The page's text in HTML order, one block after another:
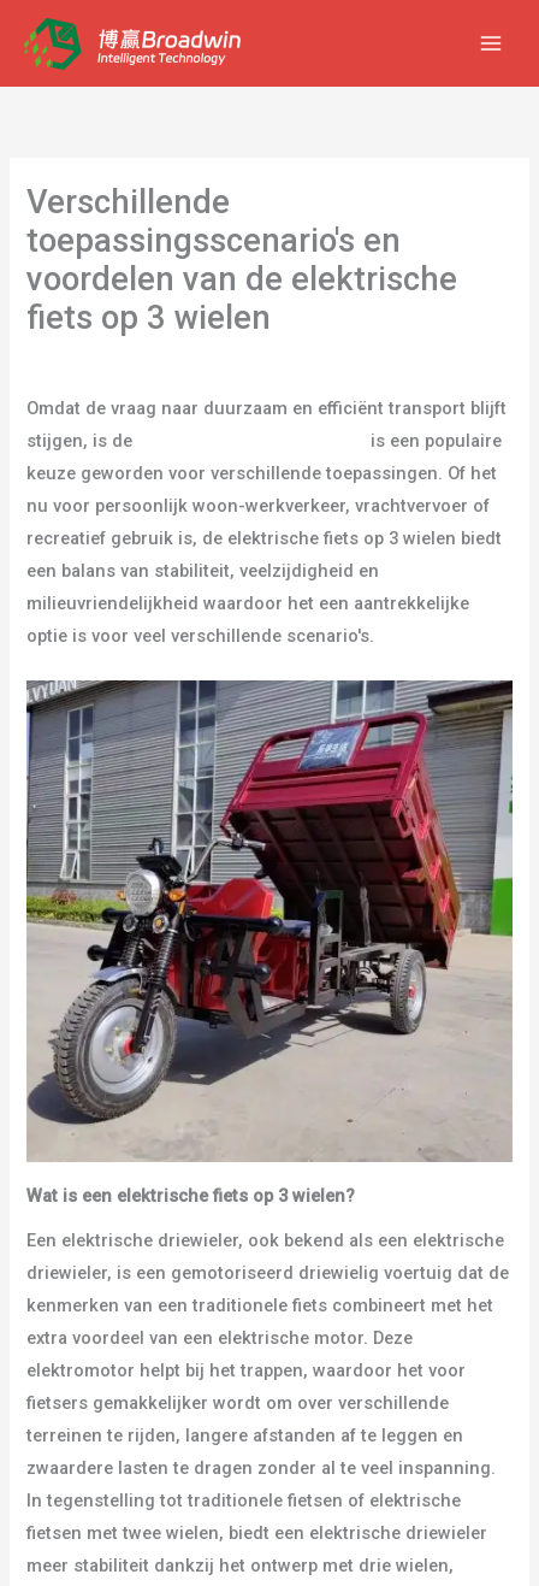
naar
Verschillende
toepassingsscenario's en
voordelen van de elektrische
fiets op 3 wielen
Omdat de vraag naar duurzaam en efficiënt transport blijft
stijgen, is de
is een populaire
keuze geworden voor verschillende toepassingen. Of het
nu voor persoonlijk woon-werkverkeer, vrachtvervoer of
recreatief gebruik is, de elektrische fiets op 3 wielen biedt
een balans van stabiliteit, veelzijdigheid en
milieuvriendelijkheid waardoor het een aantrekkelijke
optie is voor veel verschillende scenario's.
Wat is een elektrische fiets op 3 wielen?
Een elektrische driewieler, ook bekend als een elektrische
driewieler, is een gemotoriseerd driewielig voertuig dat de
kenmerken van een traditionele fiets combineert met het
extra voordeel van een elektrische motor. Deze
elektromotor helpt bij het trappen, waardoor het voor
fietsers gemakkelijker wordt om over verschillende
terreinen te rijden, langere afstanden af te leggen en
zwaardere lasten te dragen zonder al te veel inspanning.
In tegenstelling tot traditionele fietsen of elektrische
fietsen met twee wielen, biedt een elektrische driewieler
meer stabiliteit dankzij het ontwerp met drie wielen,